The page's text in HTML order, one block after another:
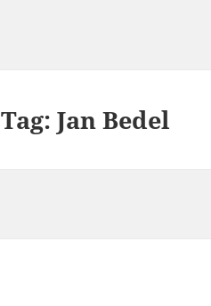
Tag:Jan Bedel